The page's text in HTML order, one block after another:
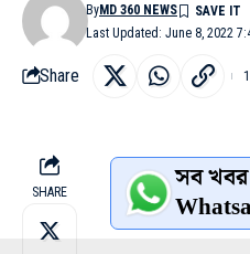
Last Updated: June 8, 2022
ByMD 360 NEWS
Share
SHARE সব